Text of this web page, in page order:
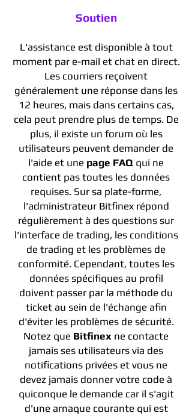
Soutien
L'assistance est disponible à tout
moment par e-mail et chat en direct.
Les courriers reçoivent
généralement une réponse dans les
12 heures, mais dans certains cas,
cela peut prendre plus de temps. De
plus, il existe un forum où les
utilisateurs peuvent demander de
l'aide et une page FAQ qui ne
contient pas toutes les données
requises. Sur sa plate-forme,
l'administrateur Bitfinex répond
régulièrement à des questions sur
l'interface de trading, les conditions
de trading et les problèmes de
conformité. Cependant, toutes les
données spécifiques au profil
doivent passer par la méthode du
ticket au sein de l'échange afin
d'éviter les problèmes de sécurité.
Notez que Bitfinex ne contacte
jamais ses utilisateurs via des
notifications privées et vous ne
devez jamais donner votre code à
quiconque le demande car il s'agit
d'une arnaque courante qui est